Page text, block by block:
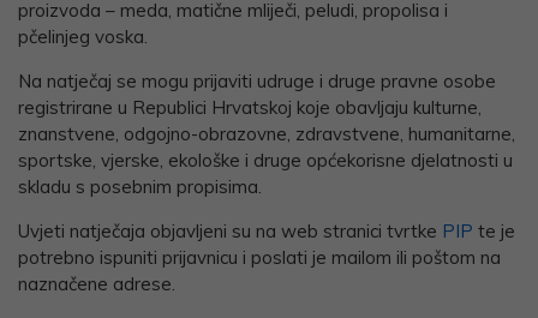
proizvoda – meda, matične mliječi, peludi, propolisa i
pčelinjeg voska.
Na natječaj se mogu prijaviti udruge i druge pravne osobe
registrirane u Republici Hrvatskoj koje obavljaju kulturne,
znanstvene, odgojno-obrazovne, zdravstvene, humanitarne,
sportske, vjerske, ekološke i druge općekorisne djelatnosti u
skladu s posebnim propisima.
Uvjeti natječaja objavljeni su na web stranici tvrtke PIP te je
potrebno ispuniti prijavnicu i poslati je mailom ili poštom na
naznačene adrese.